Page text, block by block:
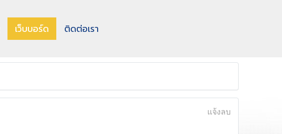
เว็บบอร์ด ติดต่อเรา
แจ้งลบ